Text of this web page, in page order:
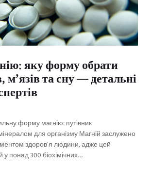
яку форму обрати
м’язів та сну — детальні
форму магнію: путівник
для організму Магній заслужено
здоров’я людини, адже цей
понад 300 біохімічних…